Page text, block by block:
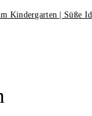
Kindergarten | Süße